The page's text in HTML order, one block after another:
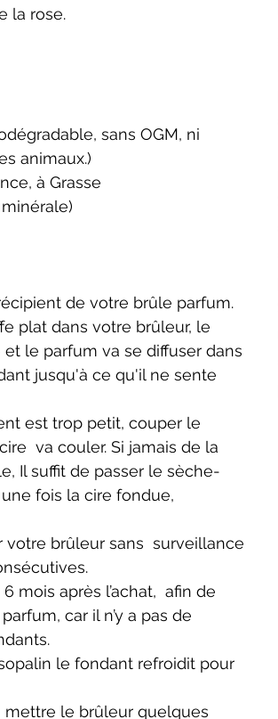
la rose.
sans OGM, ni
animaux.)
à Grasse
de votre brûle parfum.
plat dans votre brûleur, le
le parfum va se diffuser dans
jusqu'à ce qu'il ne sente
est trop petit, couper le
va couler. Si jamais de la
Il suffit de passer le sèche-
fois la cire fondue,
votre brûleur sans surveillance
mois après l’achat, afin de
car il n’y a pas de
le fondant refroidit pour
mettre le brûleur quelques